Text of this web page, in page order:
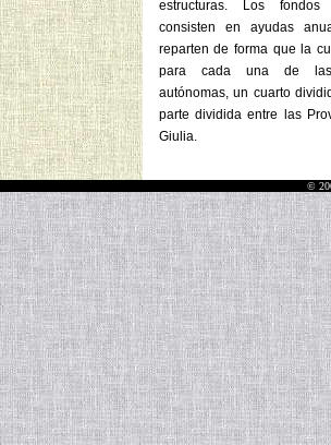
estructuras. Los
consisten en ayudas
reparten de forma que la
para cada una de las
autónomas, un cuarto
parte dividida entre las
Giulia.
©